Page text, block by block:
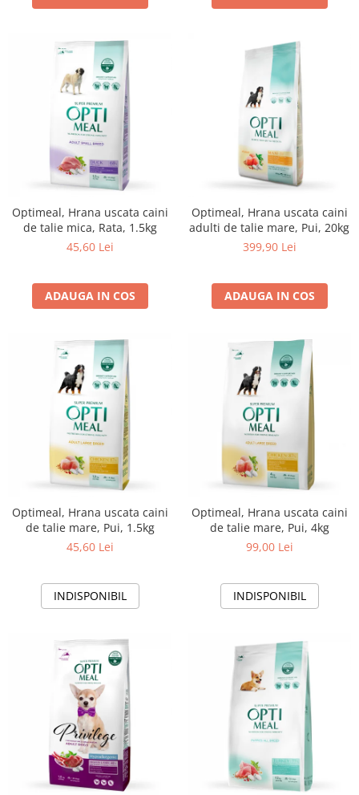
Optimeal, Hrana uscata caini
de talie mica, Rata, 1.5kg
45,60 Lei
ADAUGA IN COS
Optimeal, Hrana uscata caini
adulti de talie mare, Pui, 20kg
399,90 Lei
ADAUGA IN COS
Optimeal, Hrana uscata caini
de talie mare, Pui, 1.5kg
45,60 Lei
INDISPONIBIL
Optimeal, Hrana uscata caini
de talie mare, Pui, 4kg
99,00 Lei
INDISPONIBIL